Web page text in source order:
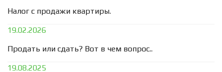
Налог с продажи квартиры.
19.02.2026
Продать или сдать? Вот в чем вопрос..
19.08.2025